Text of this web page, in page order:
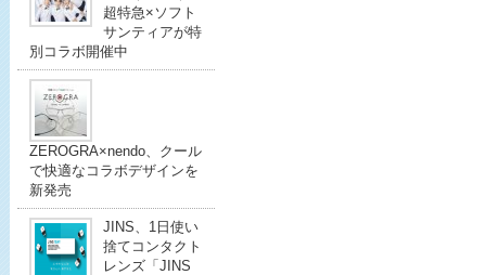
超特急×ソフト
サンティアが特
別コラボ開催中
ZEROGRA×nendo、クール
で快適なコラボデザインを
新発売
JINS、1日使い
捨てコンタクト
レンズ「JINS